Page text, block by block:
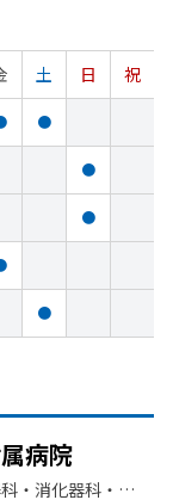
土 日
祝
●
●
●
●
病院
・​消化器科・​呼